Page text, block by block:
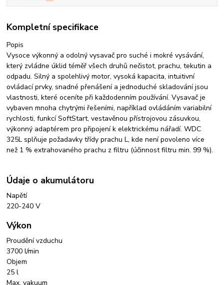
Kompletní specifikace
Popis
Vysoce výkonný a odolný vysavač pro suché i mokré vysávání,
který zvládne úklid téměř všech druhů nečistot, prachu, tekutin a
odpadu. Silný a spolehlivý motor, vysoká kapacita, intuitivní
ovládací prvky, snadné přenášení a jednoduché skladování jsou
vlastnosti, které oceníte při každodenním používání. Vysavač je
vybaven mnoha chytrými řešeními, například ovládáním variabilní
rychlosti, funkcí SoftStart, vestavěnou přístrojovou zásuvkou,
výkonný adaptérem pro připojení k elektrickému nářadí. WDC
325L splňuje požadavky třídy prachu L, kde není povoleno více
než 1 % extrahovaného prachu z filtru (účinnost filtru min. 99 %).
Údaje o akumulátoru
Napětí
220-240 V
Výkon
Proudění vzduchu
3700 l/min
Objem
25 l
Max. vakuum